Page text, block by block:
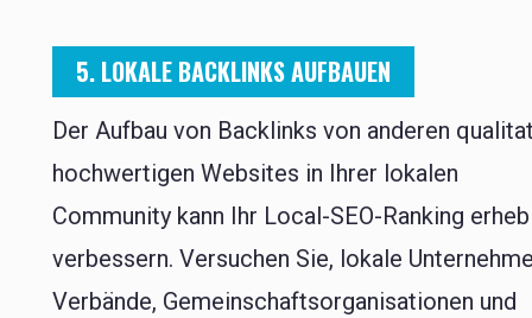
5. LOKALE BACKLINKS AUFBAUEN
Der Aufbau von Backlinks von anderen
hochwertigen Websites in Ihrer lokalen
Community kann Ihr Local-SEO-Ranking
verbessern. Versuchen Sie, lokale
Verbände, Gemeinschaftsorganisationen und